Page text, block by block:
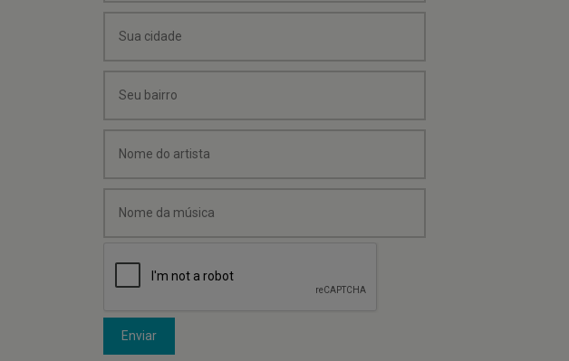
Enviar